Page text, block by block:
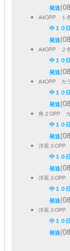
発送
A4OPP １
中１０
発送
A4OPP ２
中１０
発送
A4OPP カ
中１０
発送
角２OPP
中１０
発送
洋長３OPP
中１０
発送
洋長３OPP
中１０
発送
洋長３OPP
中１０
発送